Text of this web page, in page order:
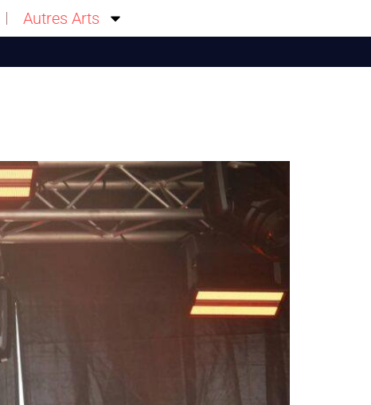
Autres Arts